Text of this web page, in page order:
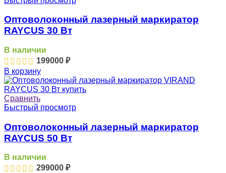
Оптоволоконный лазерный маркиратор
RAYCUS 30 Вт
В наличии
199000 ₽
В корзину
Сравнить
Быстрый просмотр
Оптоволоконный лазерный маркиратор
RAYCUS 50 Вт
В наличии
299000 ₽